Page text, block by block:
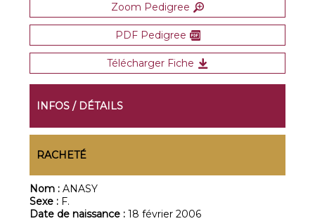
Zoom Pedigree
PDF Pedigree
Télécharger Fiche
INFOS / DÉTAILS
RACHETÉ
Nom :ANASY
Sexe : F.
Date de naissance :18 février 2006